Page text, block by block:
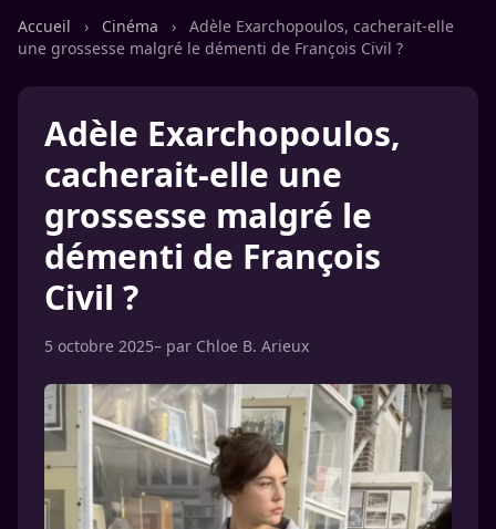
Accueil › Cinéma ›
Adèle Exarchopoulos, cacherait-elle
une grossesse malgré le démenti de François Civil ?
Adèle Exarchopoulos,
cacherait-elle une
grossesse malgré le
démenti de François
Civil ?
5 octobre 2025– par Chloe B. Arieux